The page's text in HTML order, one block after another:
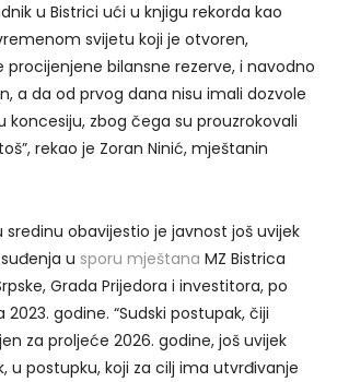
u Bistrici ući u knjigu rekorda kao
svijetu koji je otvoren,
procijenjene bilansne rezerve, i navodno
a da od prvog dana nisu imali dozvole
koncesiju, zbog čega su prouzrokovali
rekao je Zoran Ninić, mještanin
obavijestio je javnost još uvijek
u sporu mještana MZ Bistrica
Grada Prijedora i investitora, po
godine. “Sudski postupak, čiji
za proljeće 2026. godine, još uvijek
u postupku, koji za cilj ima utvrđivanje